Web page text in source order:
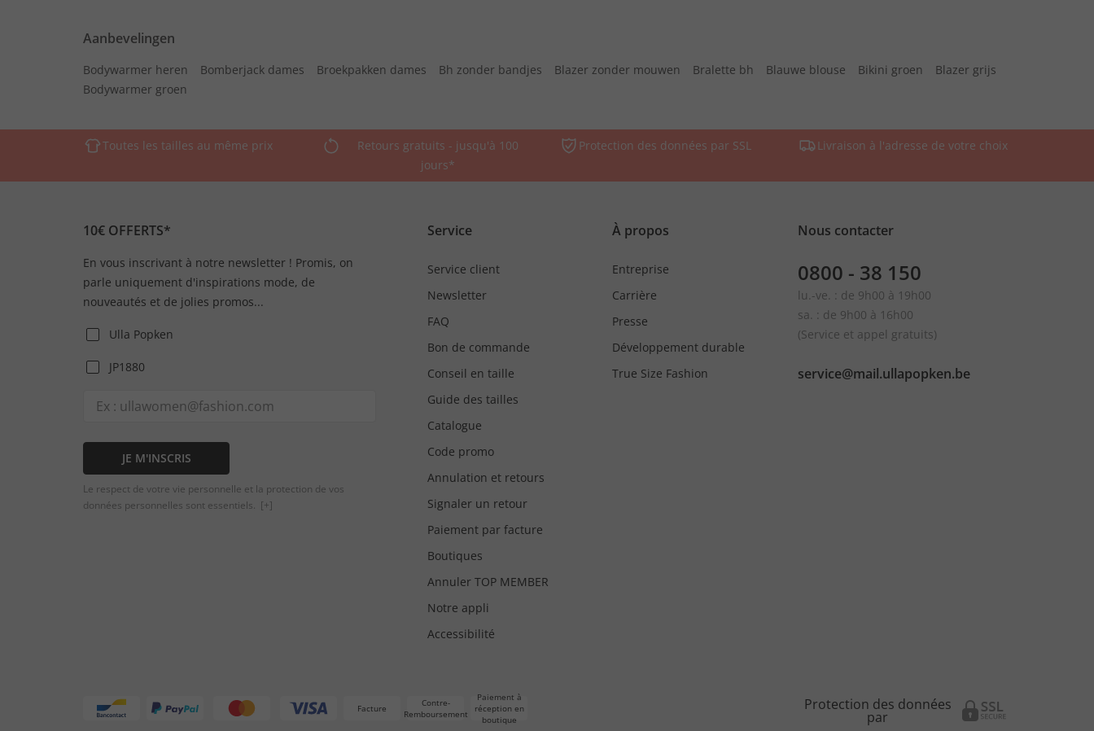
Aanbevelingen
Bodywarmer heren Bomberjack dames Broekpakken dames Bh zonder bandjes Blazer zonder mouwen Bralette bh Blauwe blouse Bikini groen
Blazer grijs
Bodywarmer groen
Toutes les tailles au même prix
Retours gratuits - jusqu'à 100
jours*
Protection des données par SSL Livraison à l'adresse de votre choix
10€ OFFERTS*
En vous inscrivant à notre newsletter ! Promis, on
parle uniquement d'inspirations mode, de
nouveautés et de jolies promos...
Ulla Popken
JP1880
JE M'INSCRIS
Le respect de votre vie personnelle et la protection de vos
données personnelles sont essentiels. [+]
Service
Service client
Newsletter
FAQ
Bon de commande
Conseil en taille
Guide des tailles
Catalogue
Code promo
Annulation et retours
Signaler un retour
Paiement par facture
Boutiques
Annuler TOP MEMBER
Notre appli
Accessibilité
À propos
Entreprise
Carrière
Presse
Développement durable
True Size Fashion
Nous contacter
0800 - 38 150
lu.-ve. : de 9h00 à 19h00
sa. : de 9h00 à 16h00
(Service et appel gratuits)
service@mail.ullapopken.be
Facture
Contre-
Remboursement
Paiement à
réception en
boutique
Protection des données
par